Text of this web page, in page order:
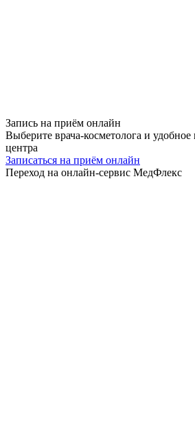
Запись на приём онлайн
Выберите врача-косметолога и
центра
Записаться на приём онлайн
Переход на онлайн-сервис МедФлекс